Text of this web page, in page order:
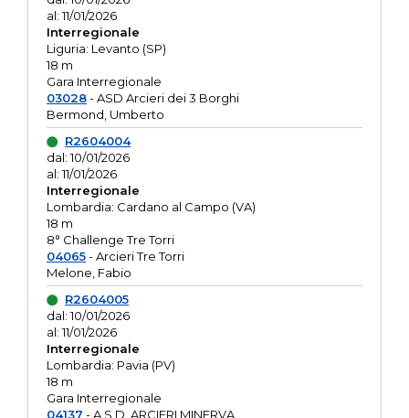
al: 11/01/2026
Interregionale
Liguria: Levanto (SP)
18 m
Gara Interregionale
03028- ASD Arcieri dei 3 Borghi
Bermond, Umberto
R2604004
dal: 10/01/2026
al: 11/01/2026
Interregionale
Lombardia: Cardano al Campo (VA)
18 m
8° Challenge Tre Torri
04065- Arcieri Tre Torri
Melone, Fabio
R2604005
dal: 10/01/2026
al: 11/01/2026
Interregionale
Lombardia: Pavia (PV)
18 m
Gara Interregionale
04137 - A.S.D. ARCIERI MINERVA